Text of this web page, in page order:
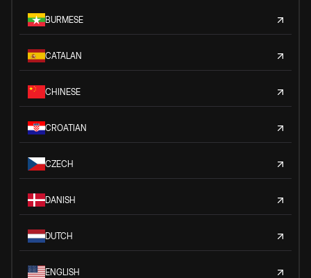
BURMESE
CATALAN
CHINESE
CROATIAN
CZECH
DANISH
DUTCH
ENGLISH